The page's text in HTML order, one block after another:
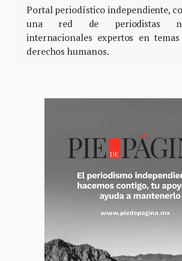
Portal periodístico independiente,
una red de periodistas
internacionales expertos en
derechos humanos.